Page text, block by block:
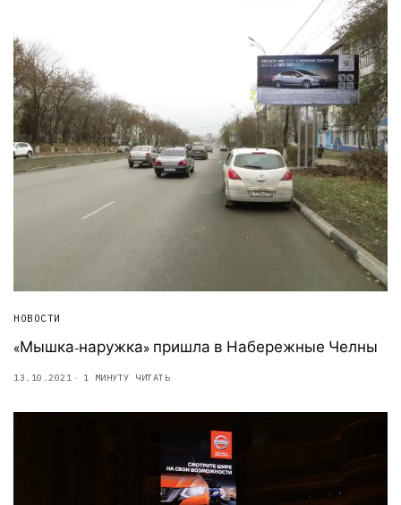
НОВОСТИ
«Мышка-наружка» пришла в Набережные Челны
13.10.2021 1 МИНУТУ ЧИТАТЬ